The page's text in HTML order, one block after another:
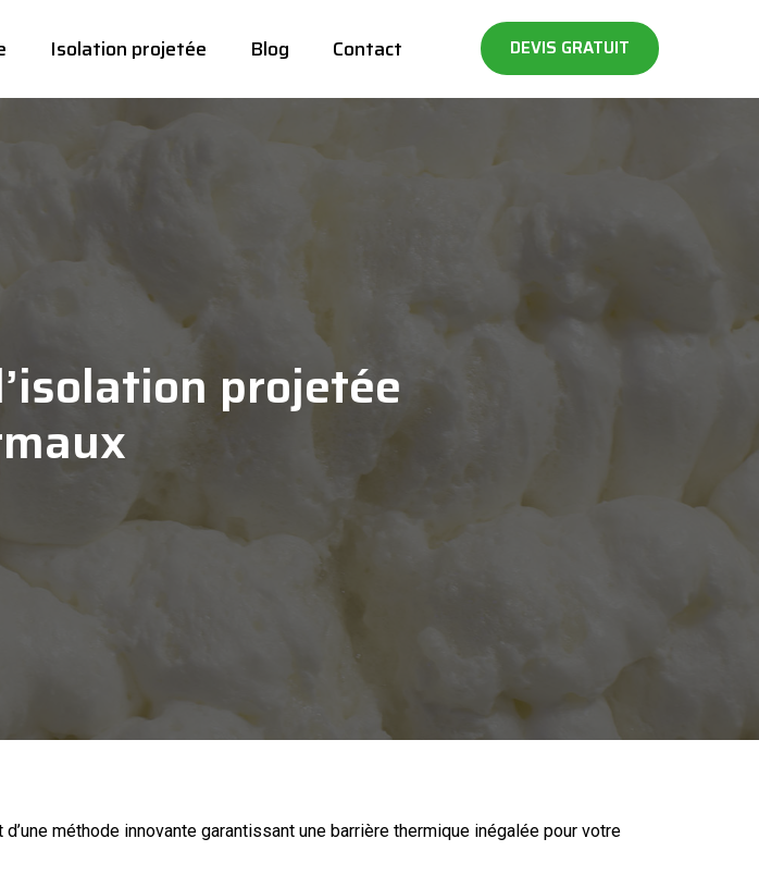
Isolation projetée Blog Contact DEVIS GRATUIT
projetée
d’une méthode innovante garantissant une barrière thermique inégalée pour votre